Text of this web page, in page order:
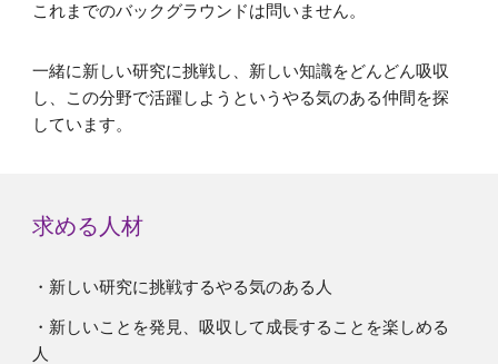
これまでのバックグラウンドは問いません。
一緒に新しい研究に挑戦し、新しい知識をどんどん吸収
し、この分野で活躍しようというやる気のある仲間を探
しています。
求める人材
・新しい研究に挑戦するやる気のある人
・新しいことを発見、吸収して成長することを楽しめる
人